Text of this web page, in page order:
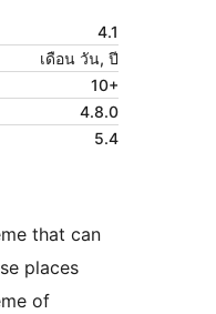
4.1
เดือน วัน, ปี
10+
4.8.0
5.4
that can
places
of